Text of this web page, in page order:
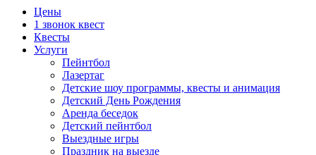
Цены
1 звонок квест
Квесты
Услуги
Пейнтбол
Лазертаг
Детские шоу программы, квесты и анимация
Детский День Рождения
Аренда беседок
Детский пейнтбол
Выездные игры
Праздник на выезде